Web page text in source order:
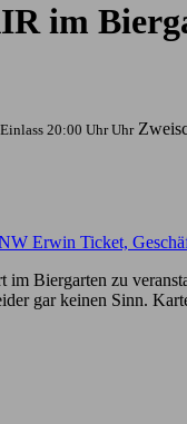
im
Einlass 20:00 Uhr Uhr
Erwin Ticket,
Biergarten zu
gar keinen Sinn.